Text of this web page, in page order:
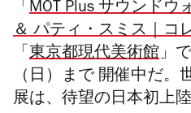
「 MOT Plusサウンドウ
＆ パティ・スミス｜コ
「 東京都現代美術館」
（日）まで 開催中だ。
展は、 待望の日本初上陸